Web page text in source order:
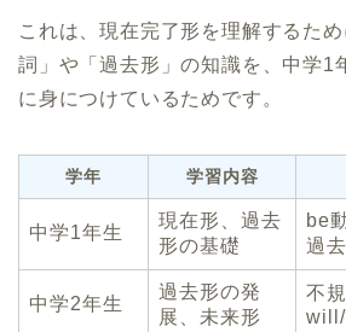
これは、現在完了形を理解するた
詞」や「過去形」の知識を、中学1
に身につけているためです。
学年 学習内容
中学1年生
現在形、過去
形の基礎
be
過
中学2年生
過去形の発
展、未来形
不